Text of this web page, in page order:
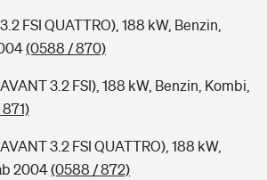
FSI QUATTRO), 188 kW, Benzin,
(0588 / 870)
3.2 FSI), 188 kW, Benzin, Kombi,
3.2 FSI QUATTRO), 188 kW,
2004(0588 / 872)